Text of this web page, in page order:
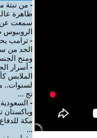
- من نبتة
ظاهرة
سمعت
الروبيوس
- ترامب
الحد من
ومنح
- أسرار
الملابس
لسنوات..
تج ...
- السعودية
وباكستان
مكة
...